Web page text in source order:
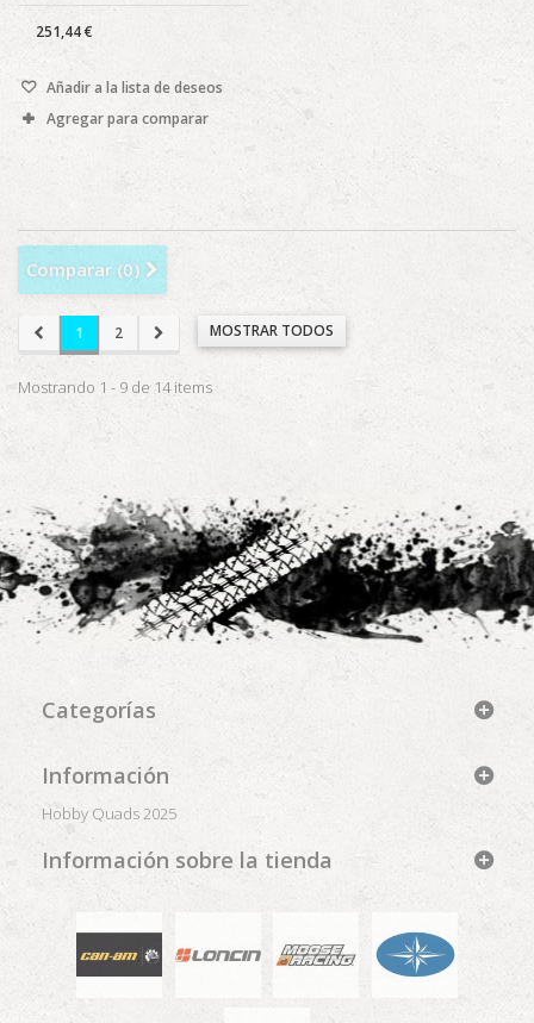
251,44 €
Añadir a la lista de deseos
Agregar para comparar
Comparar (0)
MOSTRAR TODOS
1 2
Mostrando 1 - 9 de 14 items
Categorías
Información
Hobby Quads 2025
Información sobre la tienda